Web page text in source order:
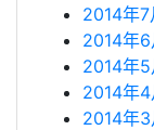
2014年7
2014年6
2014年5
2014年4
2014年3